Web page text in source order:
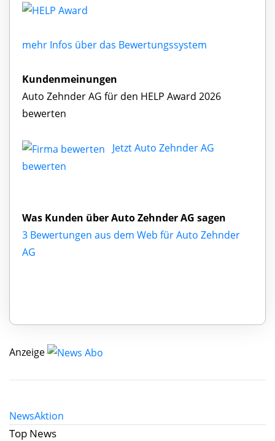
mehr Infos über das Bewertungssystem
Kundenmeinungen
Auto Zehnder AG für den HELP Award 2026
bewerten
Jetzt Auto Zehnder AG
bewerten
Was Kunden über Auto Zehnder AG sagen
3 Bewertungen aus dem Web für Auto Zehnder
AG
Anzeige
NewsAktion
Top News